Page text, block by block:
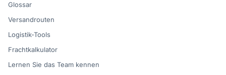
Glossar
Versandrouten
Logistik-Tools
Frachtkalkulator
Lernen Sie das Team kennen